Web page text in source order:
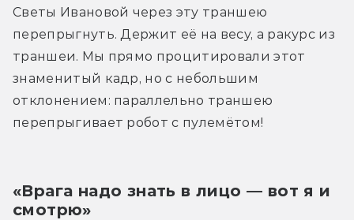
Светы Ивановой через эту траншею
перепрыгнуть. Держит её на весу, а ракурс из
траншеи. Мы прямо процитировали этот
знаменитый кадр, но с небольшим
отклонением: параллельно траншею
перепрыгивает робот с пулемётом!
«Врага надо знать в лицо — вот я и
смотрю»